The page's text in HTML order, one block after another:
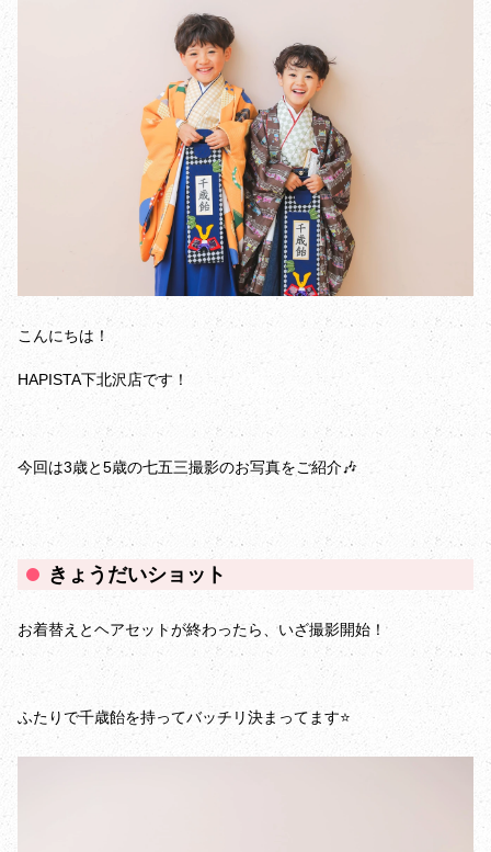
こんにちは！
HAPISTA下北沢店です！
今回は3歳と5歳の七五三撮影のお写真をご紹介🎶
きょうだいショット
お着替えとヘアセットが終わったら、いざ撮影開始！
ふたりで千歳飴を持ってバッチリ決まってます⭐️